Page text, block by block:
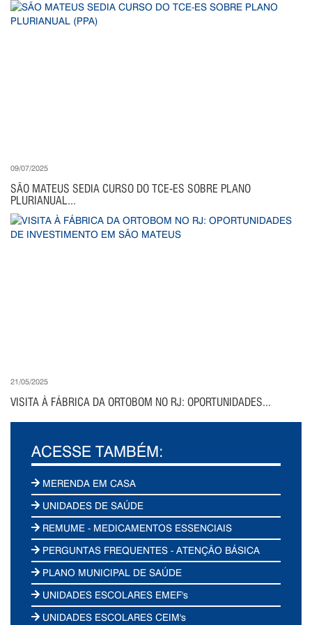
09/07/2025
SÃO MATEUS SEDIA CURSO DO TCE-ES SOBRE PLANO
PLURIANUAL...
21/05/2025
VISITA À FÁBRICA DA ORTOBOM NO RJ: OPORTUNIDADES...
ACESSE TAMBÉM:
MERENDA EM CASA
UNIDADES DE SAÚDE
REMUME - MEDICAMENTOS ESSENCIAIS
PERGUNTAS FREQUENTES - ATENÇÃO BÁSICA
PLANO MUNICIPAL DE SAÚDE
UNIDADES ESCOLARES EMEF's
UNIDADES ESCOLARES CEIM's